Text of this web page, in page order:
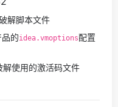
解脚本文件
的idea.vmoptions配置
解使用的激活码文件